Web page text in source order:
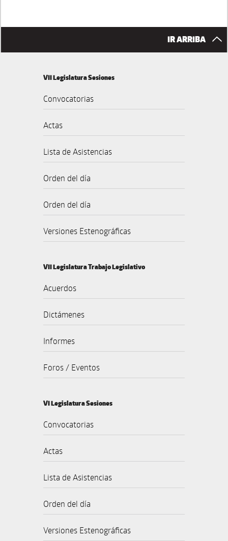
IR ARRIBA
VII Legislatura Sesiones
Convocatorias
Actas
Lista de Asistencias
Orden del día
Orden del día
Versiones Estenográficas
VII Legislatura Trabajo Legislativo
Acuerdos
Dictámenes
Informes
Foros / Eventos
VI Legislatura Sesiones
Convocatorias
Actas
Lista de Asistencias
Orden del día
Versiones Estenográficas